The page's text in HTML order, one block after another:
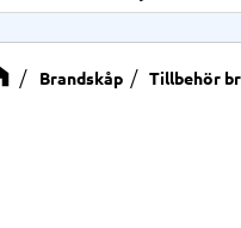
Brandskåp Tillbehör